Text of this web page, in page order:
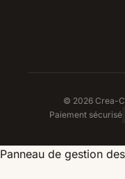
© 2026 Crea-
Paiement sécurisé
Panneau de gestion